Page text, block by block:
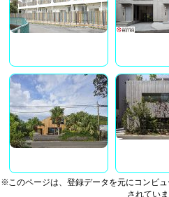
※このページは、登録データを元にコンピ
されていま